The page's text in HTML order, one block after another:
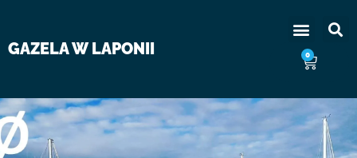
GAZELA W LAPONII 0